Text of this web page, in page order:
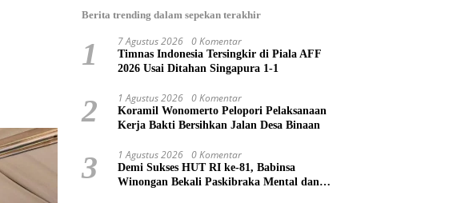
Berita trending dalam sepekan terakhir
1 7 Agustus 2026 0 Komentar
Timnas Indonesia Tersingkir di Piala AFF
2026 Usai Ditahan Singapura 1-1
2 1 Agustus 2026 0 Komentar
Koramil Wonomerto Pelopori Pelaksanaan
Kerja Bakti Bersihkan Jalan Desa Binaan
3 1 Agustus 2026 0 Komentar
Demi Sukses HUT RI ke-81, Babinsa
Winongan Bekali Paskibraka Mental dan